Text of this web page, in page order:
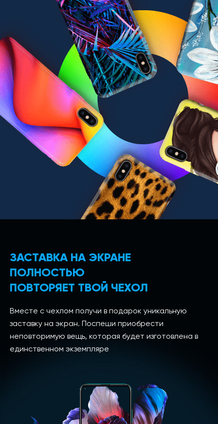
ЗАСТАВКА НА ЭКРАНЕ
ПОЛНОСТЬЮ
ПОВТОРЯЕТ ТВОЙ ЧЕХОЛ
Вместе с чехлом получи в подарок уникальную
заставку на экран. Поспеши приобрести
неповторимую вещь, которая будет изготовлена в
единственном экземпляре